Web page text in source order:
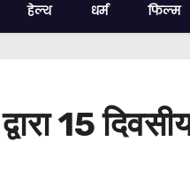
हेल्थ धर्म फिल्म
15